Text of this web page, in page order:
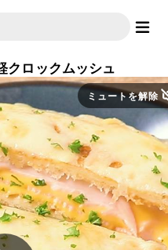
クロックムッシュ
ミュートを解除